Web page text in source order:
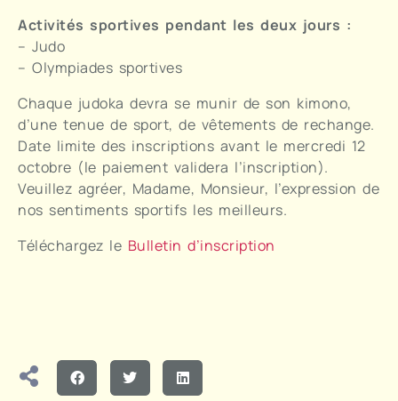
Activités sportives pendant les deux jours :
– Judo
– Olympiades sportives
Chaque judoka devra se munir de son kimono,
d’une tenue de sport, de vêtements de rechange.
Date limite des inscriptions avant le mercredi 12
octobre (le paiement validera l’inscription).
Veuillez agréer, Madame, Monsieur, l’expression de
nos sentiments sportifs les meilleurs.
Téléchargez le Bulletin d’inscription